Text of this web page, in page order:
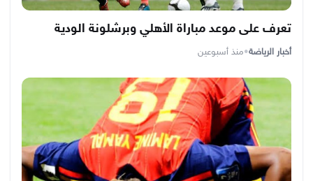
تعرف على موعد مباراة الأهلي وبرشلونة الودية
أخبار الرياضة•منذ أسبوعين